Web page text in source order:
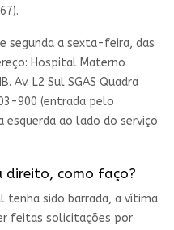
segunda a sexta-feira, das
Hospital Materno
Av. L2 Sul SGAS Quadra
900 (entrada pelo
ao lado do serviço
direito, como faço?
sido barrada, a vítima
feitas solicitações por